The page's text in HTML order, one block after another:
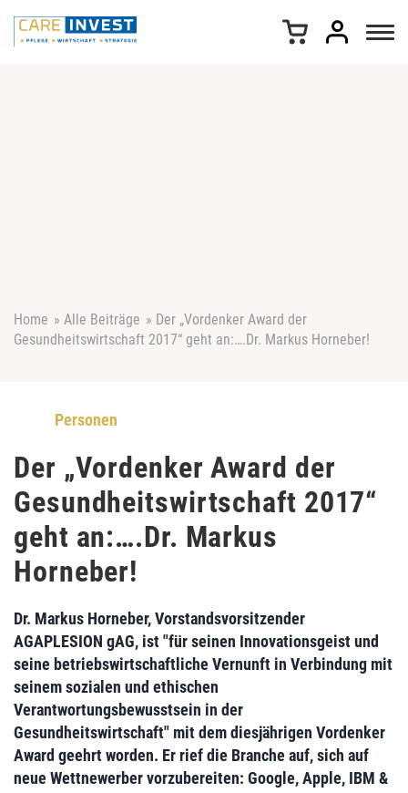
Home » Alle Beiträge » Der „Vordenker Award der
Gesundheitswirtschaft 2017“ geht an:….Dr. Markus Horneber!
Personen
Der „Vordenker Award der
Gesundheitswirtschaft 2017“
geht an:….Dr. Markus
Horneber!
Dr. Markus Horneber,Vorstandsvorsitzender
AGAPLESION gAG, ist "für seinen Innovationsgeist und
seine betriebswirtschaftliche Vernunft in Verbindung mit
seinem sozialen und ethischen
Verantwortungsbewusstsein in der
Gesundheitswirtschaft" mit dem diesjährigen Vordenker
Award geehrt worden. Er rief die Branche auf, sich auf
neue Wettnewerbervorzubereiten: Google, Apple, IBM &